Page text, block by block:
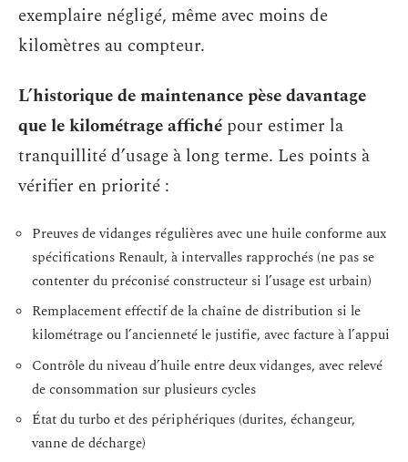
exemplaire négligé, même avec moins de
kilomètres au compteur.
L’historique de maintenance pèse davantage
que le kilométrage affiché pour estimer la
tranquillité d’usage à long terme. Les points à
vérifier en priorité :
Preuves de vidanges régulières avec une huile conforme aux
spécifications Renault, à intervalles rapprochés (ne pas se
contenter du préconisé constructeur si l’usage est urbain)
Remplacement effectif de la chaîne de distribution si le
kilométrage ou l’ancienneté le justifie, avec facture à l’appui
Contrôle du niveau d’huile entre deux vidanges, avec relevé
de consommation sur plusieurs cycles
État du turbo et des périphériques (durites, échangeur,
vanne de décharge)